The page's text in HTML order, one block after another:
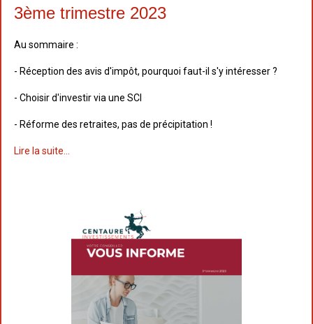
3ème trimestre 2023
Au sommaire :
- Réception des avis d'impôt, pourquoi faut-il s'y intéresser ?
- Choisir d'investir via une SCI
- Réforme des retraites, pas de précipitation !
Lire la suite...